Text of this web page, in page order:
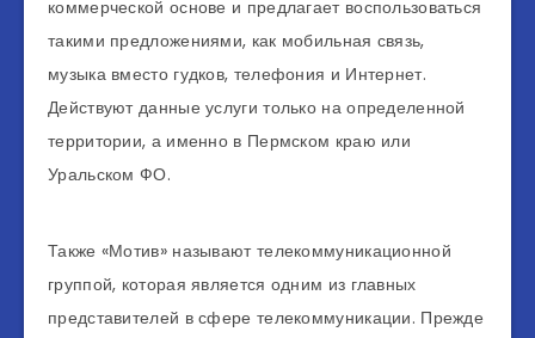
коммерческой основе и предлагает воспользоваться
такими предложениями, как мобильная связь,
музыка вместо гудков, телефония и Интернет.
Действуют данные услуги только на определенной
территории, а именно в Пермском краю или
Уральском ФО.
Также «Мотив» называют телекоммуникационной
группой, которая является одним из главных
представителей в сфере телекоммуникации. Прежде